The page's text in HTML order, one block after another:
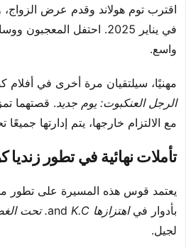
اقترب توم هولاند وقدم عرض الزواج،
في يناير 2025. احتفل
واسع.
مهنيًا، سيلتقيان مرة أخرى في أفلام
الرجل العنكبوت: يوم جديد. قصتهما
مع الالتزام خارجها، يتم إدارتها
تأملات نهائية في تطور زنديا
يعتمد قوس هذه المسيرة على تطور
بأدوار فياهتزازها K.C. تحت الغطاء
لجيل.